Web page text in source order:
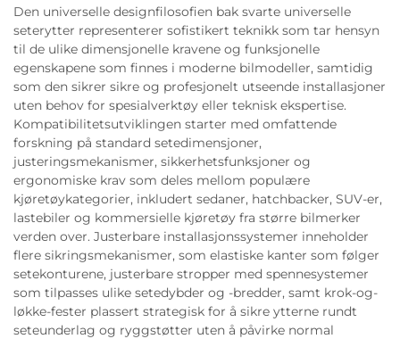
Den universelle designfilosofien bak svarte universelle
seterytter representerer sofistikert teknikk som tar hensyn
til de ulike dimensjonelle kravene og funksjonelle
egenskapene som finnes i moderne bilmodeller, samtidig
som den sikrer sikre og profesjonelt utseende installasjoner
uten behov for spesialverktøy eller teknisk ekspertise.
Kompatibilitetsutviklingen starter med omfattende
forskning på standard setedimensjoner,
justeringsmekanismer, sikkerhetsfunksjoner og
ergonomiske krav som deles mellom populære
kjøretøykategorier, inkludert sedaner, hatchbacker, SUV-er,
lastebiler og kommersielle kjøretøy fra større bilmerker
verden over. Justerbare installasjonssystemer inneholder
flere sikringsmekanismer, som elastiske kanter som følger
setekonturene, justerbare stropper med spennesystemer
som tilpasses ulike setedybder og -bredder, samt krok-og-
løkke-fester plassert strategisk for å sikre ytterne rundt
seteunderlag og ryggstøtter uten å påvirke normal